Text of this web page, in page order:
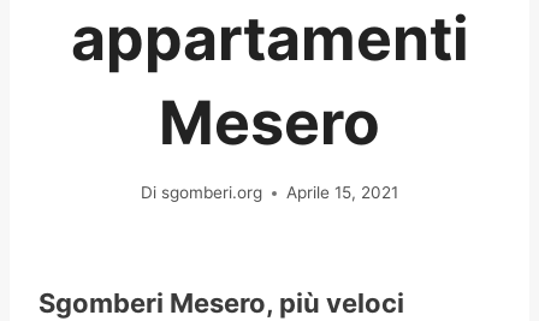
appartamenti
Mesero
Di sgomberi.org Aprile 15, 2021
Sgomberi Mesero, più veloci